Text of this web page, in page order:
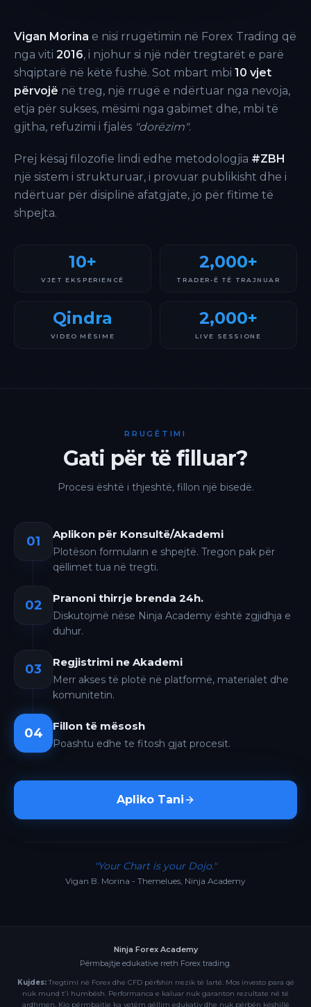
Vigan Morina e nisi rrugëtimin në Forex Trading që
nga viti 2016, i njohur si një ndër tregtarët e parë
shqiptarë në këtë fushë. Sot mbart mbi 10 vjet
përvojë në treg, një rrugë e ndërtuar nga nevoja,
etja për sukses, mësimi nga gabimet dhe, mbi të
gjitha, refuzimi i fjalës "dorëzim".
Prej kësaj filozofie lindi edhe metodologjia #ZBH
një sistem i strukturuar, i provuar publikisht dhe i
ndërtuar për disiplinë afatgjate, jo për fitime të
shpejta.
10+
VJET EKSPERIENCË
2,000+
TRADER-Ë TË TRAJNUAR
Qindra
VIDEO MËSIME
2,000+
LIVE SESSIONE
RRUGËTIMI
Gati për të filluar?
Procesi është i thjeshtë, fillon një bisedë.
01 Aplikon për Konsultë/Akademi
Plotëson formularin e shpejtë. Tregon pak për
qëllimet tua në tregti.
02 Pranoni thirrje brenda 24h.
Diskutojmë nëse Ninja Academy është zgjidhja e
duhur.
03 Regjistrimi ne Akademi
Merr akses të plotë në platformë, materialet dhe
komunitetin.
04 Fillon të mësosh
Poashtu edhe te fitosh gjat procesit.
Apliko Tani
"Your Chart is your Dojo."
Vigan B. Morina - Themelues, Ninja Academy
Ninja Forex Academy
Përmbajtje edukative rreth Forex trading.
Kujdes:Tregtimi në Forex dhe CFD përfshin rrezik të lartë. Mos investo para që
nuk mund t'i humbësh. Performanca e kaluar nuk garanton rezultate në të
ardhmen. Kjo përmbajtje ka vetëm qëllim edukativ dhe nuk përbën këshillë